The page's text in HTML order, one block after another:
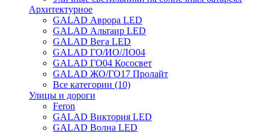
Архитектурное
GALAD Аврора LED
GALAD Альтаир LED
GALAD Вега LED
GALAD ГО/ИО/ЛО04
GALAD ГО04 Кососвет
GALAD ЖО/ГО17 Пролайт
Все категории (10)
Улицы и дороги
Feron
GALAD Виктория LED
GALAD Волна LED